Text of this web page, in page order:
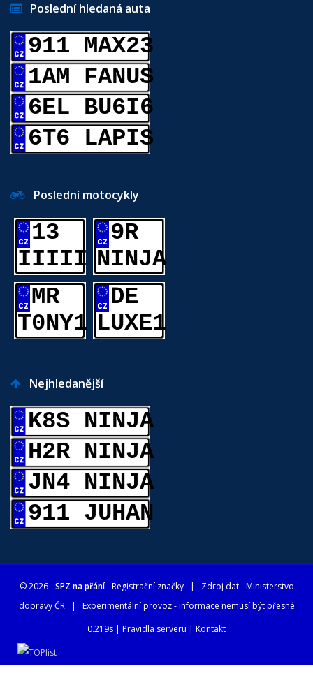
Poslední hledaná auta
911 MAX23
1AM FANUS
6EL BU6I6
6T6 LAPIS
Poslední motocykly
13
IIIII
9R
NINJA
MR
T0NY1
DE
LUXE1
Nejhledanější
K8S NINJA
H2R NINJA
JN4 NINJA
911 JUHAN
© 2026 -SPZ na přání- Registrační značky| Zdroj dat -Ministerstvo
dopravy ČR| Experimentální provoz - informace nemusí být přesné
0.219s | Pravidla serveru | Kontakt